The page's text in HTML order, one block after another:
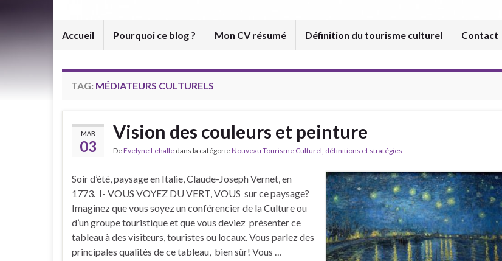
Accueil Pourquoi ce blog ? Mon CV résumé Définition du tourisme culturel Contact
TAG: MÉDIATEURS CULTURELS
MAR
03
Vision des couleurs et peinture
DeEvelyne Lehalle dans la catégorieNouveau Tourisme Culturel, définitions et stratégies
Soir d’été, paysage en Italie, Claude-Joseph Vernet, en
1773. I- VOUS VOYEZ DU VERT, VOUS sur ce paysage?
Imaginez que vous soyez un conférencier de la Culture ou
d’un groupe touristique et que vous deviez présenter ce
tableau à des visiteurs, touristes ou locaux. Vous parlez des
principales qualités de ce tableau, bien sûr! Vous …